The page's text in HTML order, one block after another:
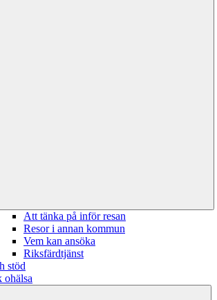
Att tänka på inför resan
Resor i annan kommun
Vem kan ansöka
Riksfärdtjänst
stöd
ohälsa